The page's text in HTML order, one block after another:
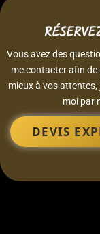
Vous avez des
me contacter afin
mieux à vos
moi par
DEVIS